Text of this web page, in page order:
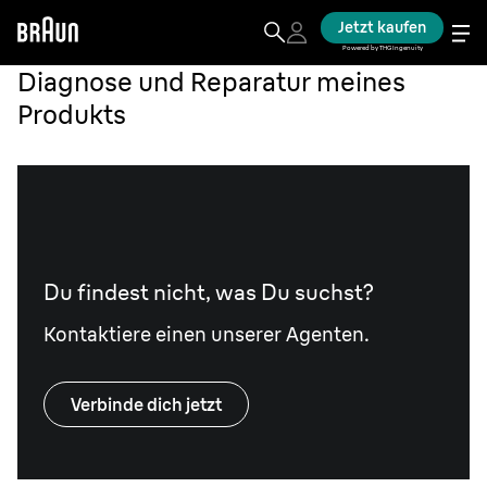
Jetzt kaufen
Powered by THG Ingenuity
Diagnose und Reparatur meines
Produkts
Du findest nicht, was Du suchst?
Kontaktiere einen unserer Agenten.
Verbinde dich jetzt